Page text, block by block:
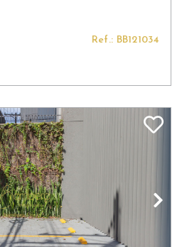
Ref.: BB121034